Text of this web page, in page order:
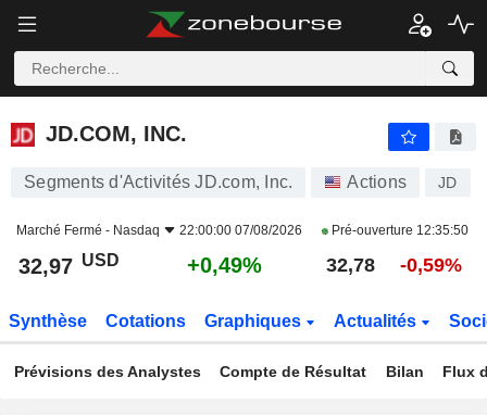
JD.COM, INC.
JD.COM, INC.
Segments d'Activités JD.com, Inc. Actions JD
Marché Fermé - Nasdaq 22:00:00 07/08/2026 Pré-ouverture 12:35:50
32,97 USD +0,49% 32,78 -0,59%
Synthèse Cotations Graphiques Actualités
Prévisions des Analystes Compte de Résultat Bilan Flux